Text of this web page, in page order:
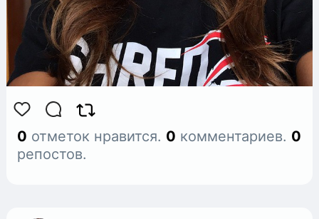
0 отметок нравится. 0 комментариев. 0
репостов.